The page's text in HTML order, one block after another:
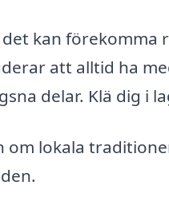
kan förekomma
att alltid ha
delar. Klä dig i
om lokala